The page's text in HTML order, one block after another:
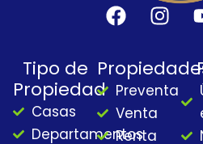
F
a
e
b
o
o
I
s
t
a
Tipo de
Propiedad
Casas
Departamentos
Preventa
Venta
Renta